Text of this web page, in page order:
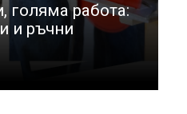
работа:
и ръчни